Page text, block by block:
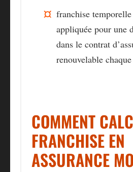
franchise temporelle
appliquée pour une
dans le contrat
renouvelable chaque
COMMENT
FRANCHISE EN
ASSURANCE